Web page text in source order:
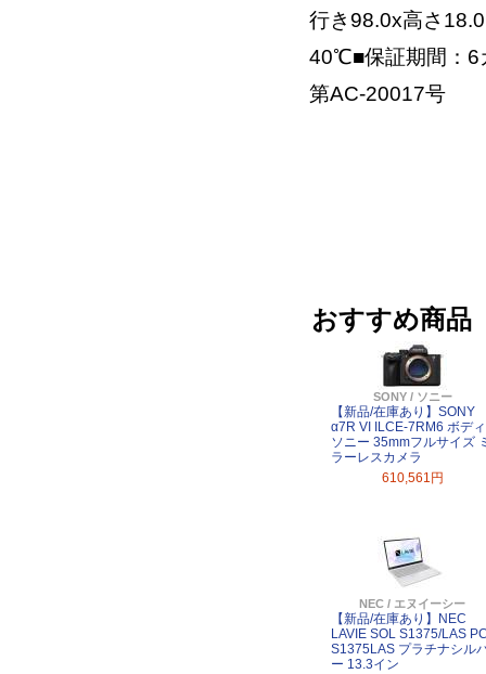
行き98.0x高さ
40℃■保証期間：6
第AC-20017号
おすすめ商品
SONY / ソニー
【新品/在庫あり】SONY
α7R VI ILCE-7RM6 ボディ
ソニー 35mmフルサイズ
ラーレスカメラ
610,561円
NEC / エヌイーシー
【新品/在庫あり】NEC
LAVIE SOL S1375/LAS
S1375LAS プラチナシル
ー 13.3イン